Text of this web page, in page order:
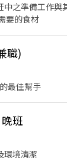
中之準備工作
要的食材
職)
最佳幫手
班
環境清潔